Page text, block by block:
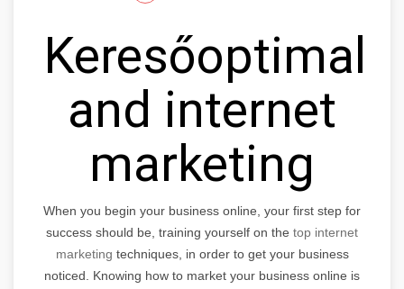
and internet
marketing
When you begin your business online, your first step for
success should be, training yourself on the top internet
marketing techniques, in order to get your business
noticed. Knowing how to market your business online is